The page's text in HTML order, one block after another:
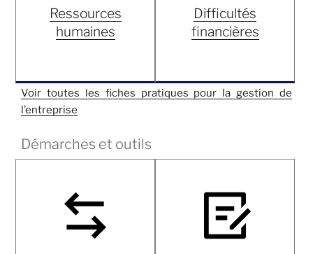
Ressources
humaines
Difficultés
financières
Voir toutes les fiches pratiques pour la gestion de
l’entreprise
Démarches et outils